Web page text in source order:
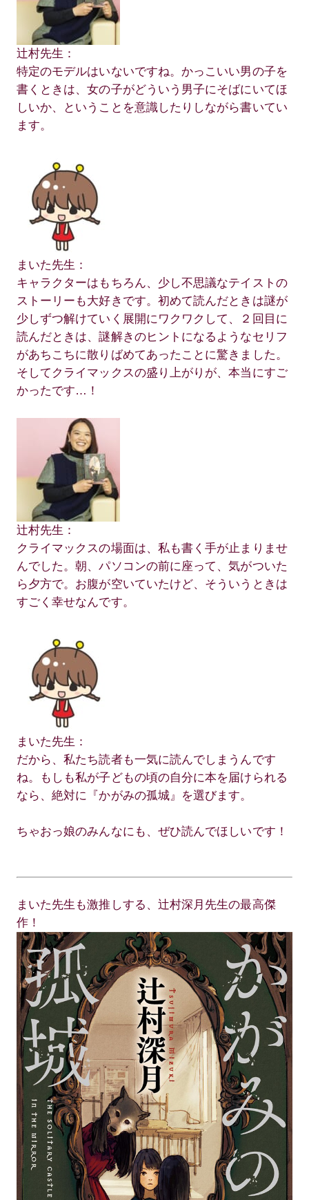
辻村先生：
特定のモデルはいないですね。かっこいい男の子を
書くときは、女の子がどういう男子にそばにいてほ
しいか、ということを意識したりしながら書いてい
ます。
まいた先生：
キャラクターはもちろん、少し不思議なテイストの
ストーリーも大好きです。初めて読んだときは謎が
少しずつ解けていく展開にワクワクして、２回目に
読んだときは、謎解きのヒントになるようなセリフ
があちこちに散りばめてあったことに驚きました。
そしてクライマックスの盛り上がりが、本当にすご
かったです…！
辻村先生：
クライマックスの場面は、私も書く手が止まりませ
んでした。朝、パソコンの前に座って、気がついた
ら夕方で。お腹が空いていたけど、そういうときは
すごく幸せなんです。
まいた先生：
だから、私たち読者も一気に読んでしまうんです
ね。もしも私が子どもの頃の自分に本を届けられる
なら、絶対に『かがみの孤城』を選びます。
ちゃおっ娘のみんなにも、ぜひ読んでほしいです！
まいた先生も激推しする、辻村深月先生の最高傑
作！